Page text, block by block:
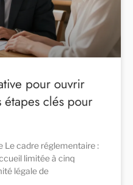
pour ouvrir
étapes clés pour
Le cadre réglementaire :
limitée à cinq
légale de